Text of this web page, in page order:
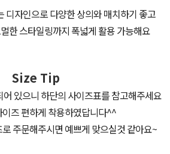
디자인으로 다양한 상의와 매치하기 좋고
한 스타일링까지 폭넓게 활용 가능해요
Size Tip
어 있으니 하단의 사이즈표를 참고해주세요
이즈 편하게 착용하였답니다^^
주문해주시면 예쁘게 맞으실것 같아요~